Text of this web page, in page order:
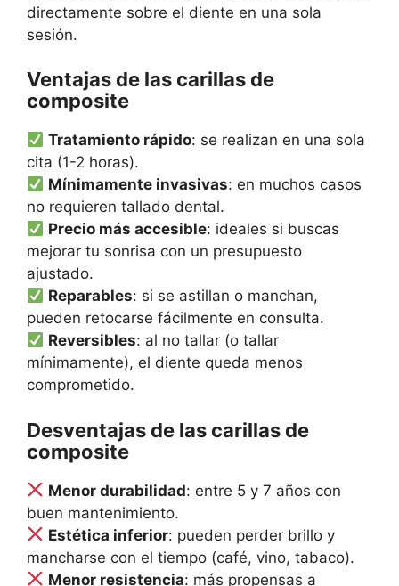
directamente sobre el diente en una sola
sesión.
Ventajas de las carillas de
composite
Tratamiento rápido: se realizan en una sola
cita (1-2 horas).
Mínimamente invasivas: en muchos casos
no requieren tallado dental.
Precio más accesible: ideales si buscas
mejorar tu sonrisa con un presupuesto
ajustado.
Reparables: si se astillan o manchan,
pueden retocarse fácilmente en consulta.
Reversibles: al no tallar (o tallar
mínimamente), el diente queda menos
comprometido.
Desventajas de las carillas de
composite
Menor durabilidad: entre 5 y 7 años con
buen mantenimiento.
Estética inferior: pueden perder brillo y
mancharse con el tiempo (café, vino, tabaco).
Menor resistencia: más propensas a